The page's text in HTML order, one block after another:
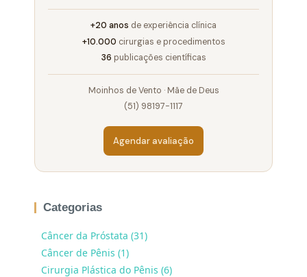
+20 anos de experiência clínica
+10.000 cirurgias e procedimentos
36 publicações científicas
Moinhos de Vento · Mãe de Deus
(51) 98197-1117
Agendar avaliação
Categorias
Câncer da Próstata (31)
Câncer de Pênis (1)
Cirurgia Plástica do Pênis (6)